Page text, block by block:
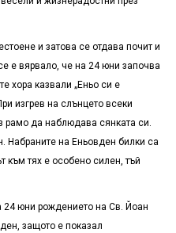
и затова се отдава почит и
е вярвало, че на 24 юни започва
хора казвали „Еньо си е
изгрев на слънцето всеки
рамо да наблюдава сянката си.
Набраните на Еньовден билки са
към тях е особено силен, тъй
24 юни рождението на Св. Йоан
защото е показал